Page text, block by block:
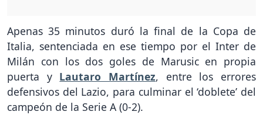
Apenas 35 minutos duró la final de la Copa de
Italia, sentenciada en ese tiempo por el Inter de
Milán con los dos goles de Marusic en propia
puerta y Lautaro Martínez, entre los errores
defensivos del Lazio, para culminar el ‘doblete’ del
campeón de la Serie A (0-2).